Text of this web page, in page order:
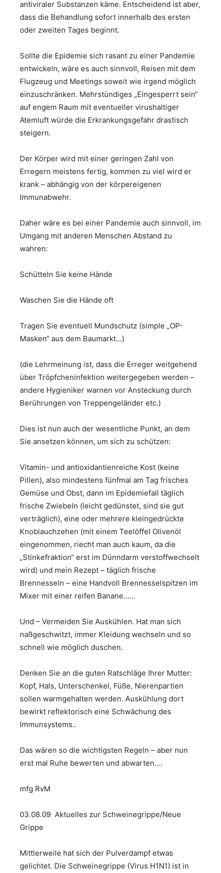
antiviraler Substanzen käme. Entscheidend ist aber,
dass die Behandlung sofort innerhalb des ersten
oder zweiten Tages beginnt.
Sollte die Epidemie sich rasant zu einer Pandemie
entwickeln, wäre es auch sinnvoll, Reisen mit dem
Flugzeug und Meetings soweit wie irgend möglich
einzuschränken. Mehrstündiges „Eingesperrt sein“
auf engem Raum mit eventueller virushaltiger
Atemluft würde die Erkrankungsgefahr drastisch
steigern.
Der Körper wird mit einer geringen Zahl von
Erregern meistens fertig, kommen zu viel wird er
krank – abhängig von der körpereigenen
Immunabwehr.
Daher wäre es bei einer Pandemie auch sinnvoll, im
Umgang mit anderen Menschen Abstand zu
wahren:
Schütteln Sie keine Hände
Waschen Sie die Hände oft
Tragen Sie eventuell Mundschutz (simple „OP-
Masken“ aus dem Baumarkt…)
(die Lehrmeinung ist, dass die Erreger weitgehend
über Tröpfcheninfektion weitergegeben werden –
andere Hygieniker warnen vor Ansteckung durch
Berührungen von Treppengeländer etc.)
Dies ist nun auch der wesentliche Punkt, an dem
Sie ansetzen können, um sich zu schützen:
Vitamin- und antioxidantienreiche Kost (keine
Pillen), also mindestens fünfmal am Tag frisches
Gemüse und Obst, dann im Epidemiefall täglich
frische Zwiebeln (leicht gedünstet, sind sie gut
verträglich), eine oder mehrere kleingedrückte
Knoblauchzehen (mit einem Teelöffel Olivenöl
eingenommen, riecht man auch kaum, da die
„Stinkefraktion“ erst im Dünndarm verstoffwechselt
wird) und mein Rezept – täglich frische
Brennesseln – eine Handvoll Brennesselspitzen im
Mixer mit einer reifen Banane……
Und – Vermeiden Sie Auskühlen. Hat man sich
naßgeschwitzt, immer Kleidung wechseln und so
schnell wie möglich duschen.
Denken Sie an die guten Ratschläge Ihrer Mutter:
Kopf, Hals, Unterschenkel, Füße, Nierenpartien
sollen warmgehalten werden. Auskühlung dort
bewirkt reflektorisch eine Schwächung des
Immunsystems..
Das wären so die wichtigsten Regeln – aber nun
erst mal Ruhe bewerten und abwarten….
mfg RvM
03.08.09 Aktuelles zur Schweinegrippe/Neue
Grippe
Mittlerweile hat sich der Pulverdampf etwas
gelichtet. Die Schweinegrippe (Virus H1N1) ist in